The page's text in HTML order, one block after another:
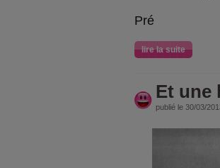
Pré
lire la suite
Et une
publié le 30/03/